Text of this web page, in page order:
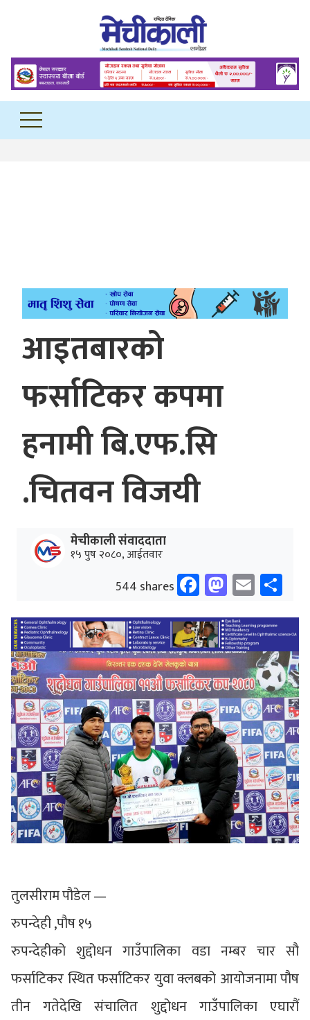
आइतबारको
फर्साटिकर कपमा
हनामी बि.एफ.सि
.चितवन विजयी
मेचीकाली संवाददाता
१५ पुष २०८०, आईतवार
544 shares Facebook
Email
तुलसीराम पौडेल —
रुपन्देही ,पौष १५
रुपन्देहीको शुद्दोधन गाउँपालिका वडा नम्बर चार सौ
फर्साटिकर स्थित फर्साटिकर युवा क्लबको आयोजनामा पौष
तीन गतेदेखि संचालित शुद्दोधन गाउँपालिका एघारौं